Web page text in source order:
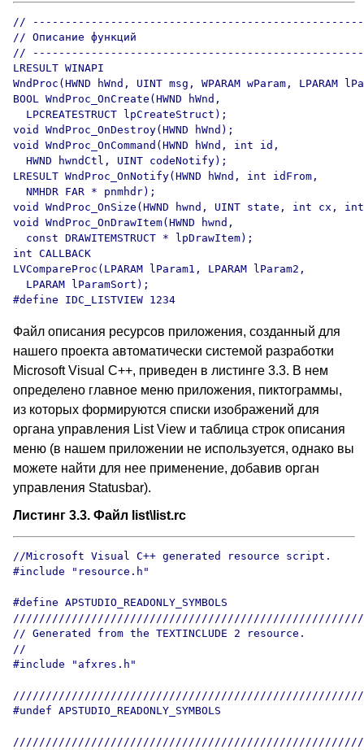
//
// Описание функций
//
LRESULT WINAPI
WndProc(HWND hWnd, UINT msg, WPARAM wParam, LPARAM
BOOL WndProc_OnCreate(HWND hWnd,
  LPCREATESTRUCT lpCreateStruct);
void WndProc_OnDestroy(HWND hWnd);
void WndProc_OnCommand(HWND hWnd, int id,
  HWND hwndCtl, UINT codeNotify);
LRESULT WndProc_OnNotify(HWND hWnd, int idFrom,
  NMHDR FAR * pnmhdr);
void WndProc_OnSize(HWND hwnd, UINT state, int cx,
void WndProc_OnDrawItem(HWND hwnd,
  const DRAWITEMSTRUCT * lpDrawItem);
int CALLBACK
LVCompareProc(LPARAM lParam1, LPARAM lParam2,
  LPARAM lParamSort);
Файл описания ресурсов приложения, созданный для
нашего проекта автоматически системой разработки
Microsoft Visual C++, приведен в листинге 3.3. В нем
определено главное меню приложения, пиктограммы,
из которых формируются списки изображений для
органа управления List View и таблица строк описания
меню (в нашем приложении не используется, однако вы
можете найти для нее применение, добавив орган
управления Statusbar).
Листинг 3.3. Файл list\list.rc
//Microsoft Visual C++ generated resource script.
#include "resource.h"
#define APSTUDIO_READONLY_SYMBOLS
// Generated from the TEXTINCLUDE 2 resource.
//
#include "afxres.h"
#undef APSTUDIO_READONLY_SYMBOLS